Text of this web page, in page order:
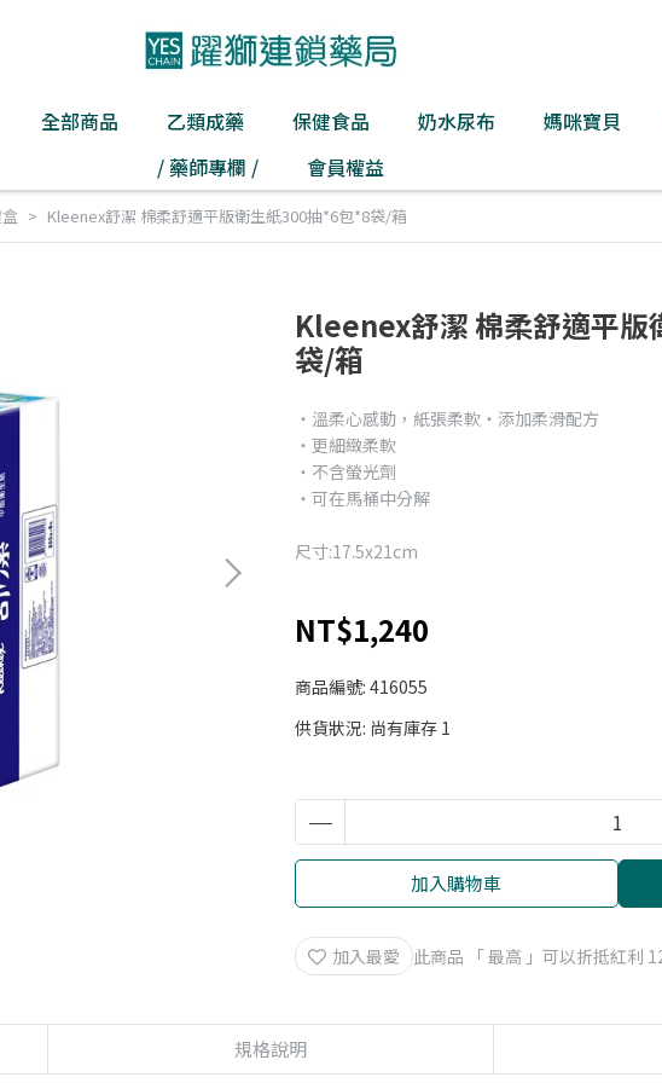
全部商品 乙類成藥 保健食品 奶水尿布 媽咪寶貝
/ 藥師專欄 /
會員權益
Kleenex舒潔 棉柔舒適平版衛生紙300抽*6包*8袋/箱
Kleenex舒潔 棉柔舒適平
袋/箱
‧溫柔心感動，紙張柔軟‧添加柔滑配方
‧更細緻柔軟
‧不含螢光劑
‧可在馬桶中分解
尺寸:17.5x21cm
NT$1,240
商品編號: 416055
供貨狀況: 尚有庫存 1
加入購物車
加入最愛 此商品 「 最高 」可以折抵紅利
規格說明